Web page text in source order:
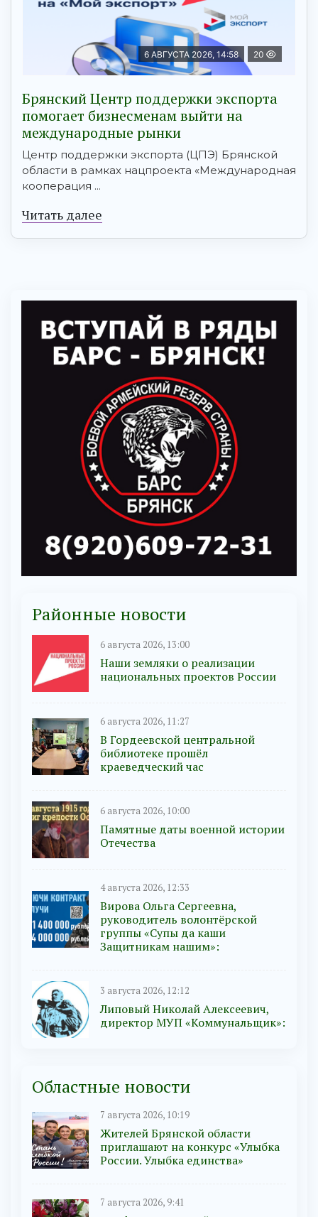
6 АВГУСТА 2026, 14:58 20
Брянский Центр поддержки экспорта
помогает бизнесменам выйти на
международные рынки
Центр поддержки экспорта (ЦПЭ) Брянской
области в рамках нацпроекта «Международная
кооперация ...
Читать далее
Районные новости
6 августа 2026, 13:00
Наши земляки о реализации
национальных проектов России
6 августа 2026, 11:27
В Гордеевской центральной
библиотеке прошёл
краеведческий час
6 августа 2026, 10:00
Памятные даты военной истории
Отечества
4 августа 2026, 12:33
Вирова Ольга Сергеевна,
руководитель волонтёрской
группы «Супы да каши
Защитникам нашим»:
3 августа 2026, 12:12
Липовый Николай Алексеевич,
директор МУП «Коммунальщик»:
Областные новости
7 августа 2026, 10:19
Жителей Брянской области
приглашают на конкурс «Улыбка
России. Улыбка единства»
7 августа 2026, 9:41